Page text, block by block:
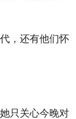
，还有他们怀
只关心今晚对